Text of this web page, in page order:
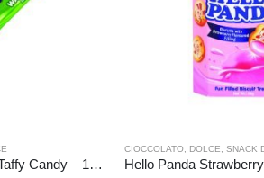
Airheads Watermelon Taffy Candy – 15,6 gr
CIOCCOLATO, DOLCE, SNACK
Hello Panda